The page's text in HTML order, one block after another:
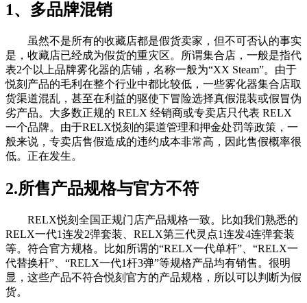
1、多品牌混销
虽然不是所有的收藏店都是假货卖家，但不可否认的事实
是，收藏店已经成为假货的重灾区。所谓集合店，一般是指代
表2个以上品牌雾化器的店铺，名称一般为“XX Steam”。由于
悦刻产品的毛利在整个行业中都比较低，一些雾化器集合店取
货渠道混乱，甚至在利益的驱使下冒险选择真假混装或假冒伪
劣产品。大多数正规的 RELX 经销商或专卖店只代表 RELX
一个品牌。由于RELX悦刻的渠道管理和押金处罚等政策，一
般来说，专卖店售假造成的违约成本非常高，因此售假概率很
低。正在发生。
2.所售产品规格与官方不符
RELX悦刻全国正规门店产品规格一致。比如我们熟悉的
RELX一代1连发2弹套装、RELX第三代灵点1连发4连弹套装
等。符合官方规格。比如所谓的“RELX一代单杆”、“RELX一
代替换杆”、“RELX一代1杆3弹”等规格产品均有销售。很明
显，这些产品不符合悦刻官方的产品规格，所以可以判断为假
货。